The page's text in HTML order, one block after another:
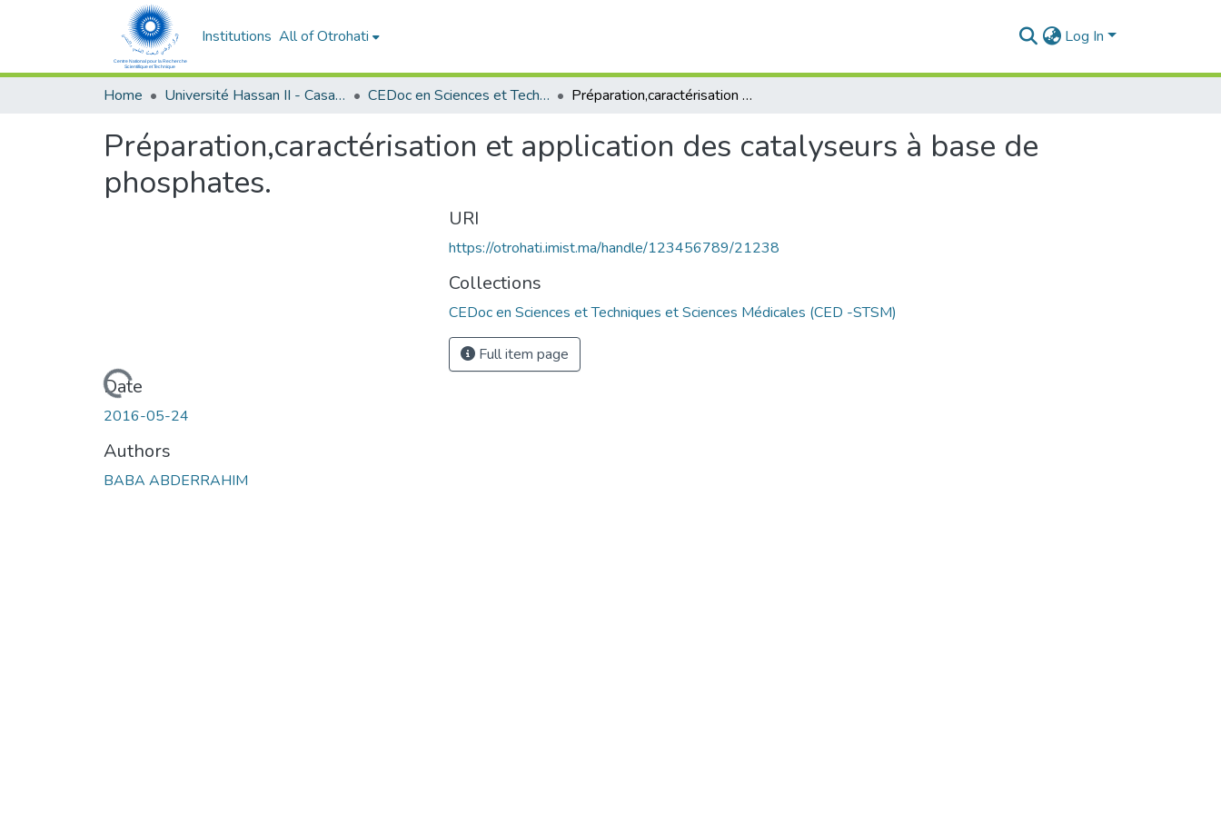
Institutions All of Otrohati Log In
Home Université Hassan II - Casablanca CEDoc en Sciences et Techniques et Sciences Médicales (CED -STSM) Préparation,caractérisation et application des catalyseurs à base de phosphates.
Préparation,caractérisation et application des catalyseurs à base de
phosphates.
Loading...
Date
2016-05-24
Authors
BABA ABDERRAHIM
URI
https://otrohati.imist.ma/handle/123456789/21238
Collections
CEDoc en Sciences et Techniques et Sciences Médicales (CED -STSM)
Full item page